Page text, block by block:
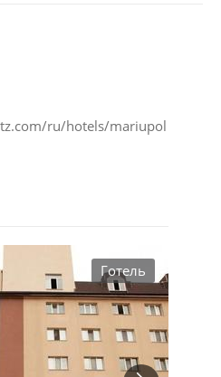
ru/hotels/mariupol
Готель